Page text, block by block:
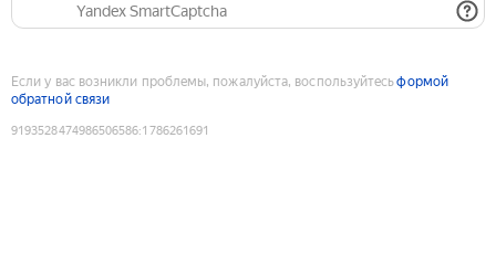
Yandex SmartCaptcha
Если у вас возникли проблемы, пожалуйста, воспользуйтесьформой
обратной связи
9193528474986506586:1786261691